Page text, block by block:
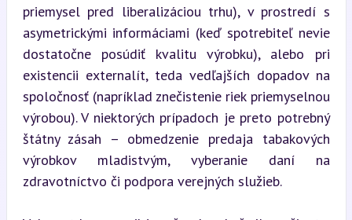
priemysel pred liberalizáciou trhu), v prostredí s
asymetrickými informáciami (keď spotrebiteľ nevie
dostatočne posúdiť kvalitu výrobku), alebo pri
existencii externalít, teda vedľajších dopadov na
spoločnosť (napríklad znečistenie riek priemyselnou
výrobou). V niektorých prípadoch je preto potrebný
štátny zásah – obmedzenie predaja tabakových
výrobkov mladistvým, vyberanie daní na
zdravotníctvo či podpora verejných služieb.